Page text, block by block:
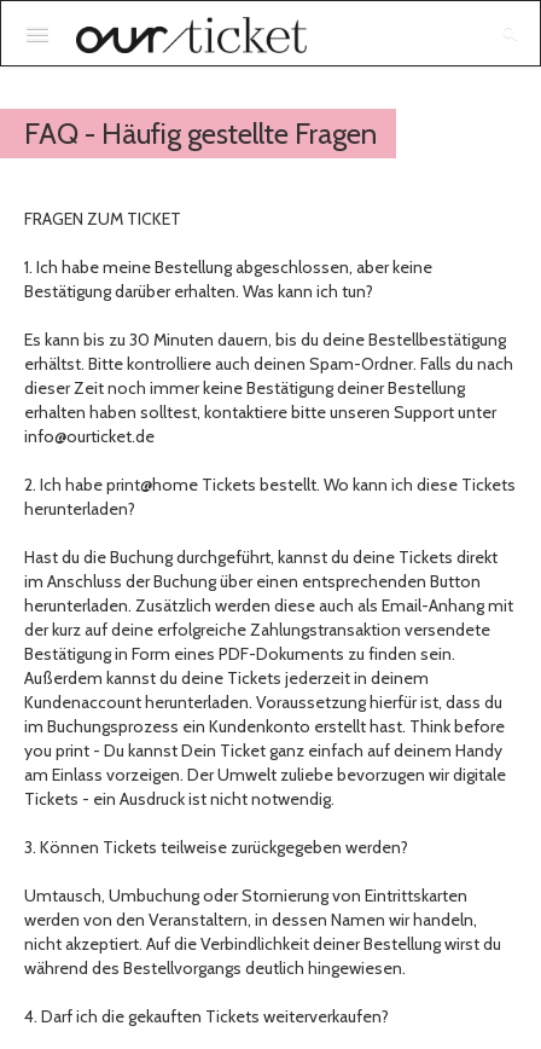
FAQ - Häufig gestellte Fragen
FRAGEN ZUM TICKET
1. Ich habe meine Bestellung abgeschlossen, aber keine
Bestätigung darüber erhalten. Was kann ich tun?
Es kann bis zu 30 Minuten dauern, bis du deine Bestellbestätigung
erhältst. Bitte kontrolliere auch deinen Spam-Ordner. Falls du nach
dieser Zeit noch immer keine Bestätigung deiner Bestellung
erhalten haben solltest, kontaktiere bitte unseren Support unter
info@ourticket.de
2. Ich habe print@home Tickets bestellt. Wo kann ich diese Tickets
herunterladen?
Hast du die Buchung durchgeführt, kannst du deine Tickets direkt
im Anschluss der Buchung über einen entsprechenden Button
herunterladen. Zusätzlich werden diese auch als Email-Anhang mit
der kurz auf deine erfolgreiche Zahlungstransaktion versendete
Bestätigung in Form eines PDF-Dokuments zu finden sein.
Außerdem kannst du deine Tickets jederzeit in deinem
Kundenaccount herunterladen. Voraussetzung hierfür ist, dass du
im Buchungsprozess ein Kundenkonto erstellt hast. Think before
you print - Du kannst Dein Ticket ganz einfach auf deinem Handy
am Einlass vorzeigen. Der Umwelt zuliebe bevorzugen wir digitale
Tickets - ein Ausdruck ist nicht notwendig.
3. Können Tickets teilweise zurückgegeben werden?
Umtausch, Umbuchung oder Stornierung von Eintrittskarten
werden von den Veranstaltern, in dessen Namen wir handeln,
nicht akzeptiert. Auf die Verbindlichkeit deiner Bestellung wirst du
während des Bestellvorgangs deutlich hingewiesen.
4. Darf ich die gekauften Tickets weiterverkaufen?